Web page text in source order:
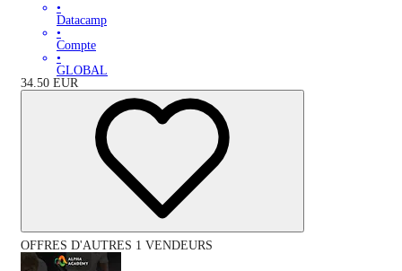
•
Datacamp
•
Compte
•
GLOBAL
34.50 EUR
OFFRES D'AUTRES 1 VENDEURS